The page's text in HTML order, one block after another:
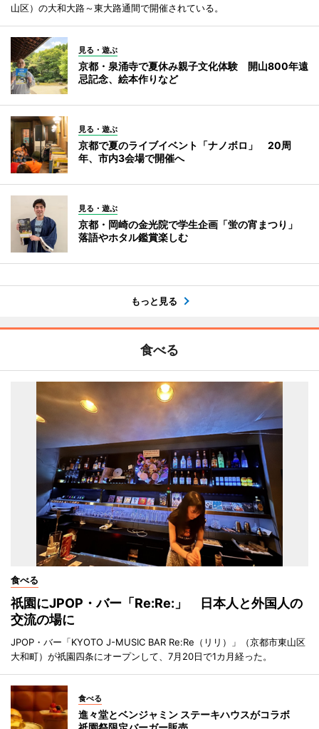
山区）の大和大路～東大路通間で開催されている。
見る・遊ぶ
京都・泉涌寺で夏休み親子文化体験 開山800年遠
忌記念、絵本作りなど
見る・遊ぶ
京都で夏のライブイベント「ナノボロ」 20周
年、市内3会場で開催へ
見る・遊ぶ
京都・岡崎の金光院で学生企画「蛍の宵まつり」
落語やホタル鑑賞楽しむ
もっと見る
食べる
食べる
祇園にJPOP・バー「Re:Re:」 日本人と外国人の
交流の場に
JPOP・バー「KYOTO J-MUSIC BAR Re:Re（リリ）」（京都市東山区
大和町）が祇園四条にオープンして、7月20日で1カ月経った。
食べる
進々堂とベンジャミン ステーキハウスがコラボ